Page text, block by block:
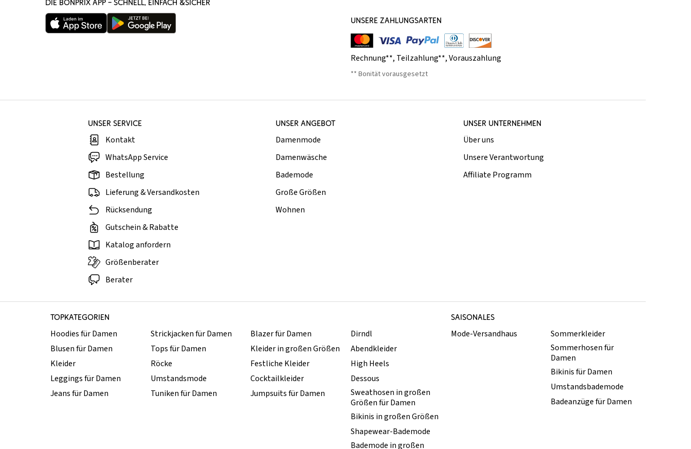
DIE BONPRIX APP – SCHNELL, EINFACH &SICHER
UNSERE ZAHLUNGSARTEN
Rechnung**, Teilzahlung**,Vorauszahlung
** Bonität vorausgesetzt
UNSER SERVICE
Kontakt
WhatsApp Service
Bestellung
Lieferung & Versandkosten
Rücksendung
Gutschein & Rabatte
Katalog anfordern
Größenberater
Berater
UNSER ANGEBOT
Damenmode
Damenwäsche
Bademode
Große Größen
Wohnen
UNSER UNTERNEHMEN
Über uns
Unsere Verantwortung
Affiliate Programm
TOPKATEGORIEN SAISONALES
Hoodies für Damen
Blusen für Damen
Kleider
Leggings für Damen
Jeans für Damen
Strickjacken für Damen
Tops für Damen
Röcke
Umstandsmode
Tuniken für Damen
Blazer für Damen
Kleider in großen Größen
Festliche Kleider
Cocktailkleider
Jumpsuits für Damen
Dirndl
Abendkleider
High Heels
Dessous
Sweathosen in großen
Größen für Damen
Mode-Versandhaus
Sommerkleider
Sommerhosen für
Damen
Bikinis für Damen
Umstandsbademode
Badeanzüge für Damen
Bikinis in großen Größen
Shapewear-Bademode
Bademode in großen